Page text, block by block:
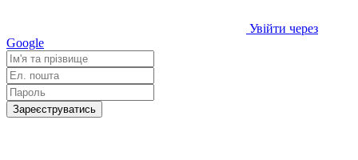
Увійти через
Google
Зареєструватись